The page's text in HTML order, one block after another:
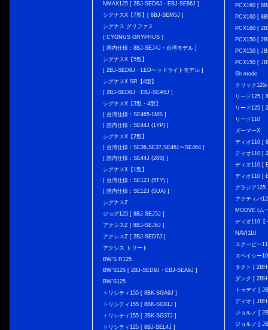
NMAX125 [ 2BJ-SED6J・EBJ-SE86J ]
シグナスX【7型】[ 8BJ-SEM5J ]
シグナス グリファス
( CYGNUS GRYPHUS )
[ 国内仕様：8BJ-SEJ4J・台湾モデル ]
シグナスX【5型】
[ 2BJ-SED8J・LEDヘッドライトモデル ]
シグナスX SR【4型】
[ 2BJ-SED8J・EBJ-SEA5J ]
シグナスX【3型・4型】
[ 台湾仕様：SE465-1MS ]
[ 国内仕様：SE44J (1YP) ]
シグナスX【2型】
[ 台湾仕様：SE36,SE37,SE461〜SE464 ]
[ 国内仕様：SE44J (28S) ]
シグナスX【1型】
[ 台湾仕様：SE12J (5TY) ]
[ 国内仕様：SE12J (5UA) ]
シグナスZ
ジョグ125 [ 8BJ-SEJ5J ]
アクシスZ [ 8BJ-SEJ6J ]
アクシスZ [ 2BJ-SED7J ]
アクシス トリート
BW'S R125
BW’S125 [ 2BJ-SED9J・EBJ-SEA6J ]
BW'S125
トリシティ155 [ 8BK-SGA9J ]
トリシティ155 [ 8BK-SG81J ]
トリシティ155 [ 2BK-SG37J ]
トリシティ125 [ 8BJ-SEL4J ]
PCX160 [
PCX160 [
PCX160 [
PCX150 [
PCX150 [
PCX150 [
Sh mode
クリック
リード125 [
リード125 [
リード110
ズーマーX
ディオ110 [
ディオ110 [
ディオ110 [
ディオ110 [
グラジア125
アクティバ
MOOVE (ム
ディオ110【
NAVI110
スクーピー
スペイシー
タクト [
ダンク [
トゥデイ [
ディオ [
ジョルノ [
ジョルノ [